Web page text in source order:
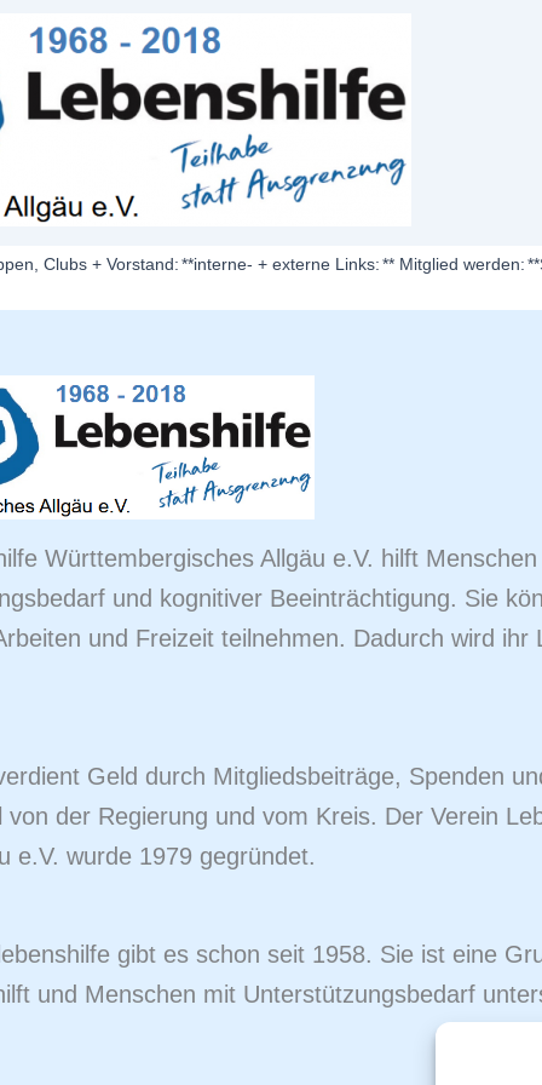
Clubs + Vorstand:**interne- + externe Links:** Mitglied werden:
Württembergisches Allgäu e.V. hilft
und kognitiver Beeinträchtigung. Sie
und Freizeit teilnehmen. Dadurch wird ihr
Geld durch Mitgliedsbeiträge, Spenden
von der Regierung und vom Kreis. Der Verein
e.V. wurde 1979 gegründet.
gibt es schon seit 1958. Sie ist eine
und Menschen mit Unterstützungsbedarf